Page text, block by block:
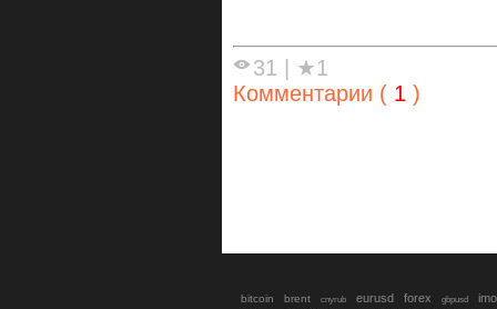
31
★1
Комментарии ( 1 )
bitcoin brent cnyrub eurusd forex gbpusd